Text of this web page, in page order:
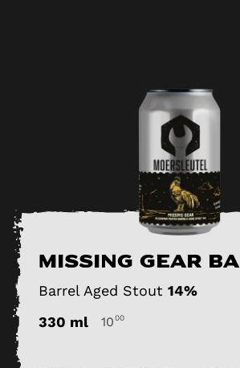
Missing Gear BA
Barrel Aged Stout 14%
330 ml
1000